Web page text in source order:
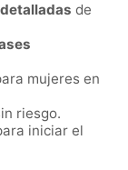
de
mujeres en
riesgo.
iniciar el